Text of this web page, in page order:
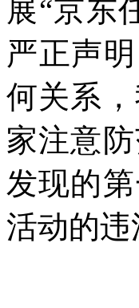
展“京东
严正声
何关系
家注意
发现的
活动的